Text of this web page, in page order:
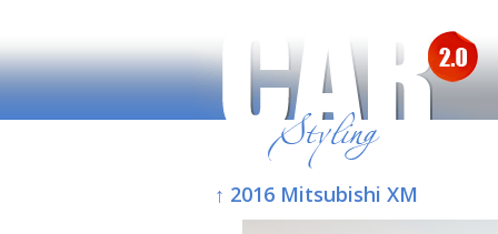
↑ 2016 Mitsubishi XM